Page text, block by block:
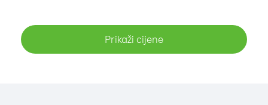
Prikaži cijene